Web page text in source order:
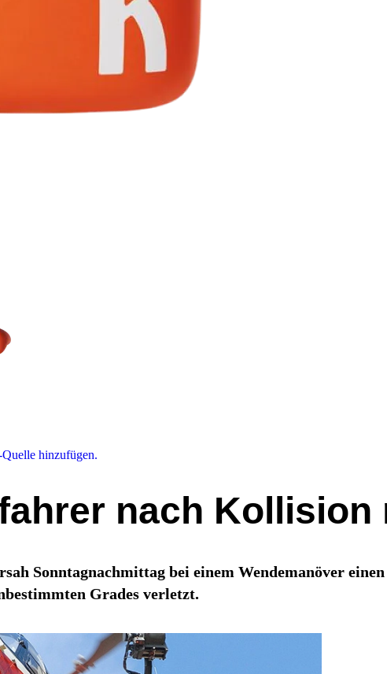
hinzufügen.
nach Kollision
Sonntagnachmittag bei einem Wendemanöver
Grades verletzt.